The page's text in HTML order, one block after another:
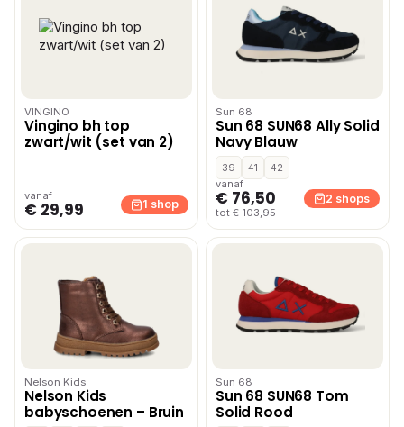
VINGINO
Vingino bh top
zwart/wit (set van 2)
vanaf
€ 29,99 1 shop
Sun 68
Sun 68 SUN68 Ally Solid
Navy Blauw
39 41
42
vanaf
€ 76,50
tot € 103,95
2 shops
Nelson Kids
Nelson Kids
babyschoenen – Bruin
Sun 68
Sun 68 SUN68 Tom
Solid Rood